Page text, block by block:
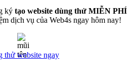
ký tạo website dùng thử MIỄN PHÍ
dịch vụ của Web4s ngay hôm nay!
thử website ngay